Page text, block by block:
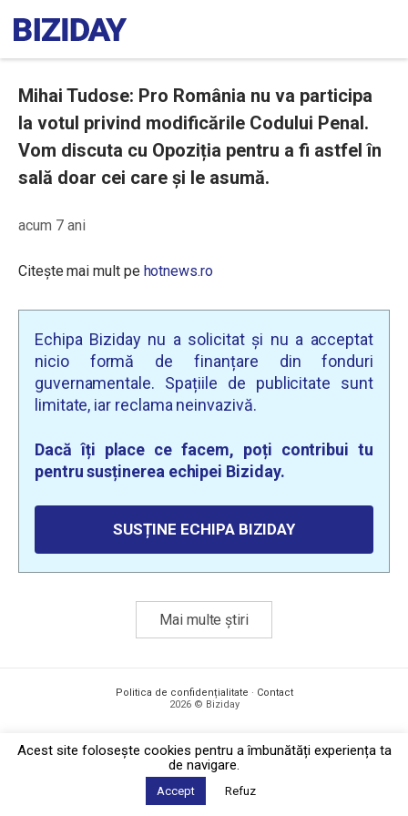
Mihai Tudose: Pro România nu va participa
la votul privind modificările Codului Penal.
Vom discuta cu Opoziția pentru a fi astfel în
sală doar cei care și le asumă.
acum 7 ani
Citește mai mult pe hotnews.ro
Echipa Biziday nu a solicitat și nu a acceptat
nicio formă de finanțare din fonduri
guvernamentale. Spațiile de publicitate sunt
limitate, iar reclama neinvazivă.
Dacă îți place ce facem, poți contribui tu
pentru susținerea echipei Biziday.
SUSȚINE ECHIPA BIZIDAY
Mai multe știri
Politica de confidențialitate · Contact
2026 © Biziday
Acest site foloseşte cookies pentru a îmbunătăți experiența ta
de navigare.
Accept Refuz